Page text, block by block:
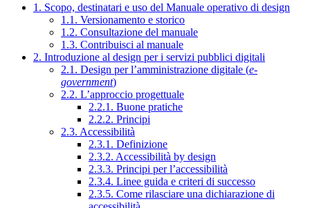
1. Scopo, destinatari e uso del Manuale operativo di design
1.1. Versionamento e storico
1.2. Consultazione del manuale
1.3. Contribuisci al manuale
2. Introduzione al design per i servizi pubblici digitali
2.1. Design per l’amministrazione digitale (e-
government)
2.2. L’approccio progettuale
2.2.1. Buone pratiche
2.2.2. Principi
2.3. Accessibilità
2.3.1. Definizione
2.3.2. Accessibilità by design
2.3.3. Principi per l’accessibilità
2.3.4. Linee guida e criteri di successo
2.3.5. Come rilasciare una dichiarazione di